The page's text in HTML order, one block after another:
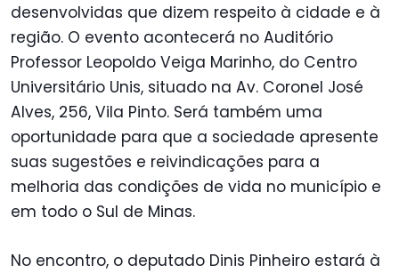
desenvolvidas que dizem respeito à cidade e à
região. O evento acontecerá no Auditório
Professor Leopoldo Veiga Marinho, do Centro
Universitário Unis, situado na Av. Coronel José
Alves, 256, Vila Pinto. Será também uma
oportunidade para que a sociedade apresente
suas sugestões e reivindicações para a
melhoria das condições de vida no município e
em todo o Sul de Minas.
No encontro, o deputado Dinis Pinheiro estará à